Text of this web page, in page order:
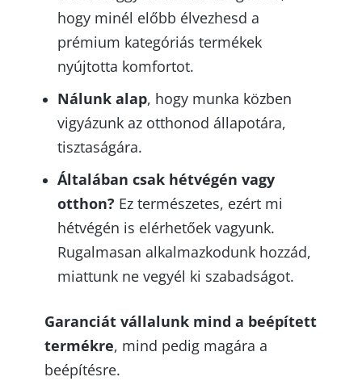
hogy minél előbb élvezhesd a
prémium kategóriás termékek
nyújtotta komfortot.
Nálunk alap, hogy munka közben
vigyázunk az otthonod állapotára,
tisztaságára.
Általában csak hétvégén vagy
otthon? Ez természetes, ezért mi
hétvégén is elérhetőek vagyunk.
Rugalmasan alkalmazkodunk hozzád,
miattunk ne vegyél ki szabadságot.
Garanciát vállalunk mind a beépített
termékre, mind pedig magára a
beépítésre.